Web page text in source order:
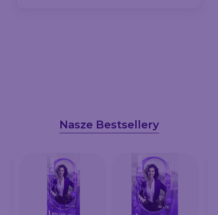
Nasze Bestsellery